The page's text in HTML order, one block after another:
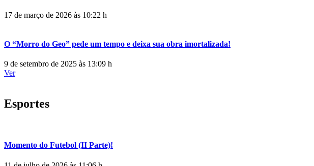
17 de março de 2026 às 10:22 h
O “Morro do Geo” pede um tempo e deixa sua obra imortalizada!
9 de setembro de 2025 às 13:09 h
Ver
Esportes
Momento do Futebol (II Parte)!